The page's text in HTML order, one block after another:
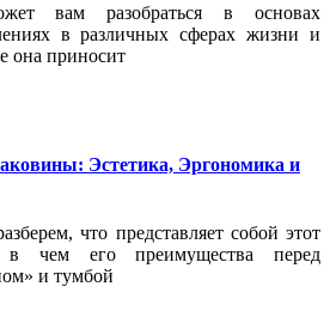
вам разобраться в основах
в различных сферах жизни и
она приносит
Эстетика, Эргономика и
что представляет собой этот
в чем его преимущества перед
и тумбой